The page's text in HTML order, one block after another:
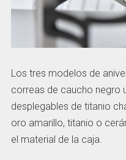
Los tres modelos de
correas de caucho negro
desplegables de titanio
oro amarillo, titanio o
el material de la caja.